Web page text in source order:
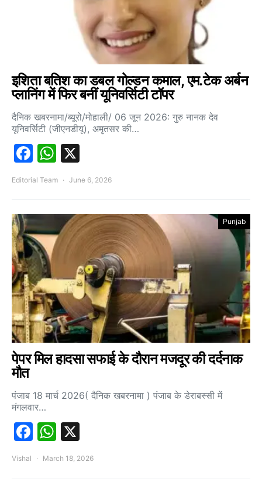
इशिता बतिश का डबल गोल्डन कमाल, एम.टेक अर्बन
प्लानिंग में फिर बनीं यूनिवर्सिटी टॉपर
दैनिक खबरनामा/ब्यूरो/मोहाली/ 06 जून 2026: गुरु नानक देव
यूनिवर्सिटी (जीएनडीयू), अमृतसर की…
Facebook
WhatsApp
Editorial Team June 6, 2026
Punjab
पेपर मिल हादसा सफाई के दौरान मजदूर की दर्दनाक
मौत
पंजाब 18 मार्च 2026( दैनिक खबरनामा ) पंजाब के डेराबस्सी में
मंगलवार…
Facebook
WhatsApp
Vishal March 18, 2026